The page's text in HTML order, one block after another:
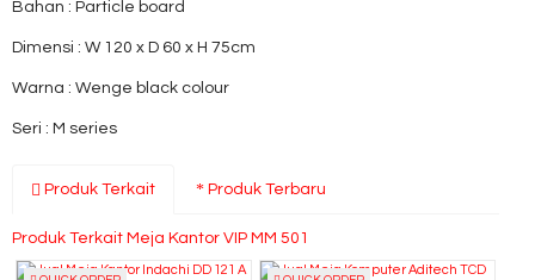
Bahan : Particle board
Dimensi : W 120 x D 60 x H 75cm
Warna : Wenge black colour
Seri : M series
Produk Terkait Produk Terbaru
Produk Terkait Meja Kantor VIP MM 501